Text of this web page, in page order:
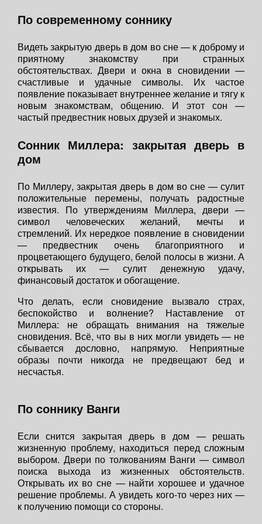
По современному соннику
Видеть закрытую дверь в дом во сне — к доброму и
приятному знакомству при странных
обстоятельствах. Двери и окна в сновидении —
счастливые и удачные символы. Их частое
появление показывает внутреннее желание и тягу к
новым знакомствам, общению. И этот сон —
частый предвестник новых друзей и знакомых.
Сонник Миллера: закрытая дверь в
дом
По Миллеру, закрытая дверь в дом во сне — сулит
положительные перемены, получать радостные
известия. По утверждениям Миллера, двери —
символ человеческих желаний, мечты и
стремлений. Их нередкое появление в сновидении
— предвестник очень благоприятного и
процветающего будущего, белой полосы в жизни. А
открывать их — сулит денежную удачу,
финансовый достаток и обогащение.
Что делать, если сновидение вызвало страх,
беспокойство и волнение? Наставление от
Миллера: не обращать внимания на тяжелые
сновидения. Всё, что вы в них могли увидеть — не
сбывается дословно, напрямую. Неприятные
образы почти никогда не предвещают бед и
несчастья.
По соннику Ванги
Если снится закрытая дверь в дом — решать
жизненную проблему, находиться перед сложным
выбором. Двери по толкованиям Ванги — символ
поиска выхода из жизненных обстоятельств.
Открывать их во сне — найти хорошее и удачное
решение проблемы. А увидеть кого-то через них —
к получению помощи со стороны.